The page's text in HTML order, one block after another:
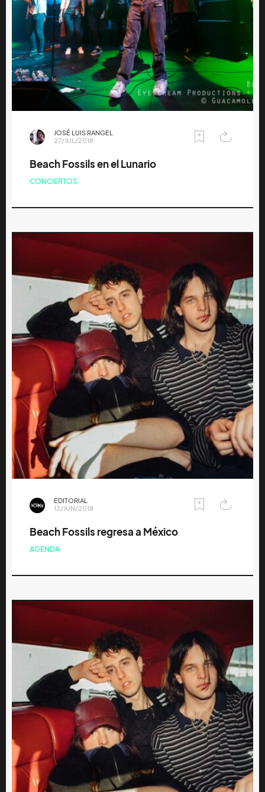
JOSÉ LUIS RANGEL
27/JUL/2018
Beach Fossils en el Lunario
CONCIERTOS
EDITORIAL
12/JUN/2018
Beach Fossils regresa a México
AGENDA